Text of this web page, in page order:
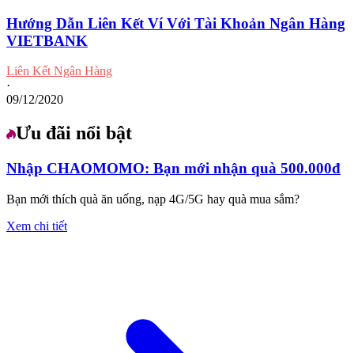
Hướng Dẫn Liên Kết Ví Với Tài Khoản Ngân Hàng
VIETBANK
Liên Kết Ngân Hàng
·
09/12/2020
Ưu đãi nổi bật
Nhập CHAOMOMO: Bạn mới nhận quà 500.000đ
Bạn mới thích quà ăn uống, nạp 4G/5G hay quà mua sắm?
Xem chi tiết